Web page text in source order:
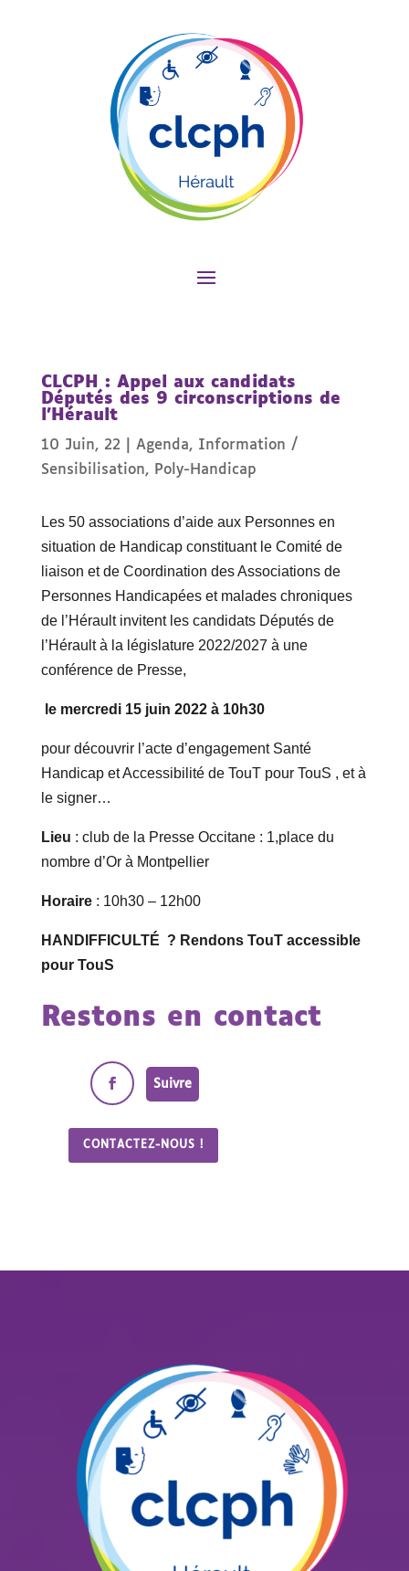
CLCPH : Appel aux candidats
Députés des 9 circonscriptions de
l’Hérault
10 Juin, 22| Agenda, Information /
Sensibilisation, Poly-Handicap
Les 50 associations d’aide aux Personnes en
situation de Handicap constituant le Comité de
liaison et de Coordination des Associations de
Personnes Handicapées et malades chroniques
de l’Hérault invitent les candidats Députés de
l’Hérault à la législature 2022/2027 à une
conférence de Presse,
le mercredi 15 juin 2022 à 10h30
pour découvrir l’acte d’engagement Santé
Handicap et Accessibilité de TouT pour TouS , et à
le signer…
Lieu : club de la Presse Occitane : 1,place du
nombre d’Or à Montpellier
Horaire : 10h30 – 12h00
HANDIFFICULTÉ ? Rendons TouT accessible
pour TouS
Restons en contact
Suivre
CONTACTEZ-NOUS !